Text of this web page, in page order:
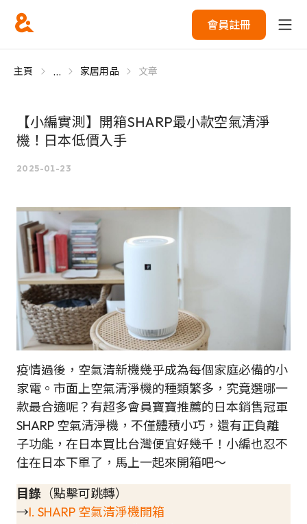
會員註冊
主頁 ... 家居用品 文章
【小編實測】開箱SHARP最小款空氣清淨
機！日本低價入手
2025-01-23
疫情過後，空氣清新機幾乎成為每個家庭必備的小
家電。市面上空氣清淨機的種類繁多，究竟選哪一
款最合適呢？有超多會員寶寶推薦的日本銷售冠軍
SHARP 空氣清淨機，不僅體積小巧，還有正負離
子功能，在日本買比台灣便宜好幾千！小編也忍不
住在日本下單了，馬上一起來開箱吧～
目錄 （點擊可跳轉）
→I. SHARP 空氣清淨機開箱